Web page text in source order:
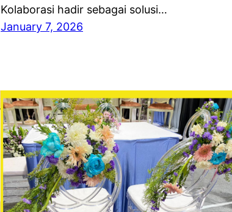
Kolaborasi hadir sebagai solusi…
January 7, 2026